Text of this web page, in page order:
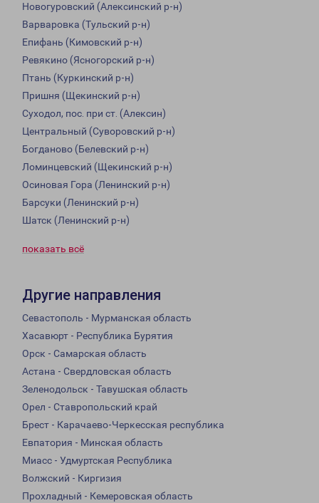
Новогуровский (Алексинский р-н)
Варваровка (Тульский р-н)
Епифань (Кимовский р-н)
Ревякино (Ясногорский р-н)
Птань (Куркинский р-н)
Пришня (Щекинский р-н)
Суходол, пос. при ст. (Алексин)
Центральный (Суворовский р-н)
Богданово (Белевский р-н)
Ломинцевский (Щекинский р-н)
Осиновая Гора (Ленинский р-н)
Барсуки (Ленинский р-н)
Шатск (Ленинский р-н)
показать всё
Другие направления
Севастополь - Мурманская область
Хасавюрт - Республика Бурятия
Орск - Самарская область
Астана - Свердловская область
Зеленодольск - Тавушская область
Орел - Ставропольский край
Брест - Карачаево-Черкесская республика
Евпатория - Минская область
Миасс - Удмуртская Республика
Волжский - Киргизия
Прохладный - Кемеровская область